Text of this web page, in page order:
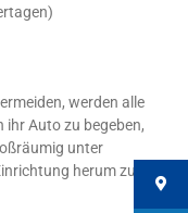
werden alle
ihr Auto zu begeben,
unter
herum zu